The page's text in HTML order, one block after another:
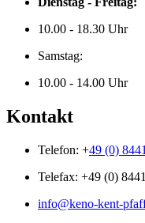
10.00 - 18.30 Uhr
Samstag:
10.00 - 14.00 Uhr
Kontakt
Telefon: +49 (0)
Telefax: +49 (0)
info@keno-kent-